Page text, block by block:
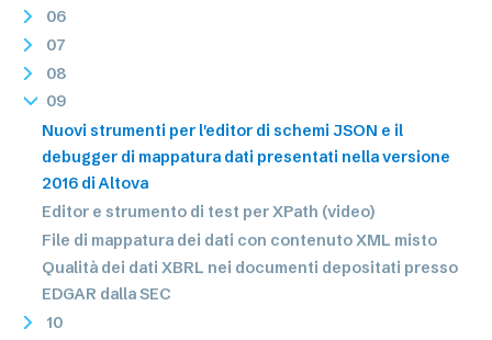
06
07
08
09
Nuovi strumenti per l'editor di schemi JSON e il
debugger di mappatura dati presentati nella versione
2016 di Altova
Editor e strumento di test per XPath (video)
File di mappatura dei dati con contenuto XML misto
Qualità dei dati XBRL nei documenti depositati presso
EDGAR dalla SEC
10